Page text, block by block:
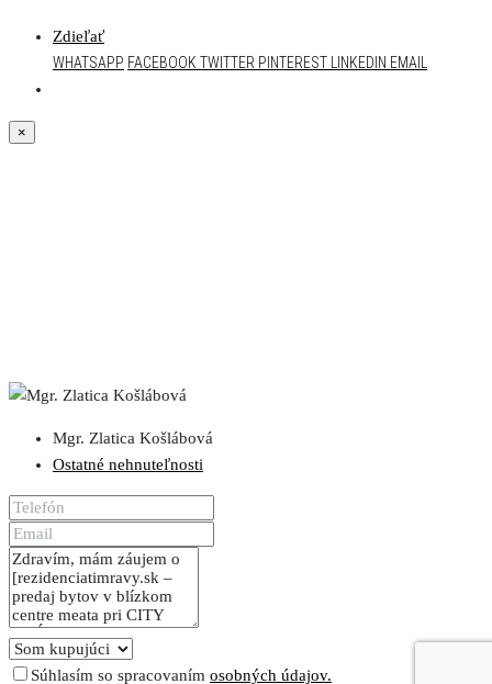
Zdieľať
WHATSAPP FACEBOOK TWITTER PINTEREST LINKEDIN EMAIL
×
Mgr. Zlatica Košlábová
Ostatné nehnuteľnosti
Súhlasím so spracovaním osobných údajov.